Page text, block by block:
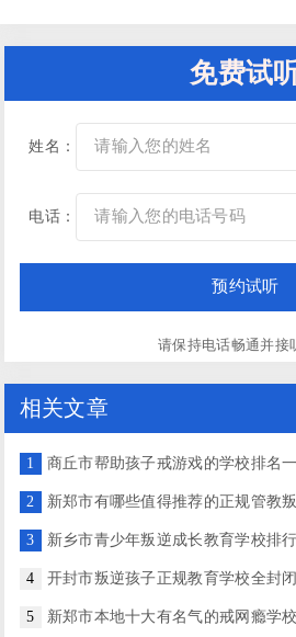
免费试
姓名：
电话：
请保持电话畅通并接
相关文章
1 商丘市帮助孩子戒游戏的学校排名
2 新郑市有哪些值得推荐的正规管教
3 新乡市青少年叛逆成长教育学校排
4 开封市叛逆孩子正规教育学校全封
5 新郑市本地十大有名气的戒网瘾学